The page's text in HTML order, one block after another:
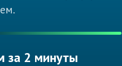
за 2 минуты